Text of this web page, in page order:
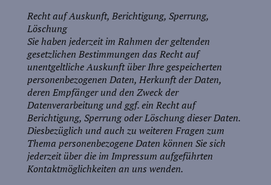
Recht auf Auskunft, Berichtigung, Sperrung,
Löschung
Sie haben jederzeit im Rahmen der geltenden
gesetzlichen Bestimmungen das Recht auf
unentgeltliche Auskunft über Ihre gespeicherten
personenbezogenen Daten, Herkunft der Daten,
deren Empfänger und den Zweck der
Datenverarbeitung und ggf. ein Recht auf
Berichtigung, Sperrung oder Löschung dieser Daten.
Diesbezüglich und auch zu weiteren Fragen zum
Thema personenbezogene Daten können Sie sich
jederzeit über die im Impressum aufgeführten
Kontaktmöglichkeiten an uns wenden.